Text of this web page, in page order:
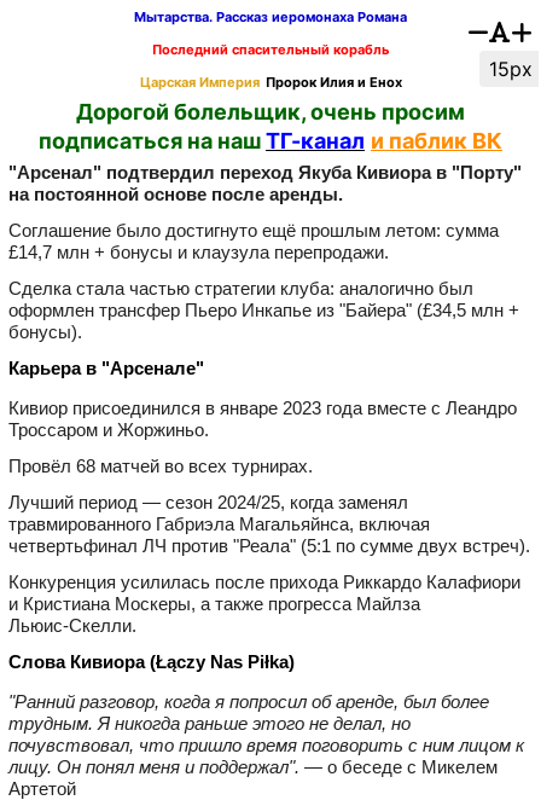
15px
Мытарства. Рассказ иеромонаха Романа
Последний спасительный корабль
Царская Империя Пророк Илия и Енох
Дорогой болельщик, очень просим
подписаться на нашТГ-канал и паблик ВК
"Арсенал" подтвердил переход Якуба Кивиора в "Порту"
на постоянной основе после аренды.
Соглашение было достигнуто ещё прошлым летом: сумма
£14,7 млн + бонусы и клаузула перепродажи.
Сделка стала частью стратегии клуба: аналогично был
оформлен трансфер Пьеро Инкапье из "Байера" (£34,5 млн +
бонусы).
Карьера в "Арсенале"
Кивиор присоединился в январе 2023 года вместе с Леандро
Троссаром и Жоржиньо.
Провёл 68 матчей во всех турнирах.
Лучший период — сезон 2024/25, когда заменял
травмированного Габриэла Магальяйнса, включая
четвертьфинал ЛЧ против "Реала" (5:1 по сумме двух встреч).
Конкуренция усилилась после прихода Риккардо Калафиори
и Кристиана Москеры, а также прогресса Майлза
Льюис‑Скелли.
Слова Кивиора (Łączy Nas Piłka)
"Ранний разговор, когда я попросил об аренде, был более
трудным. Я никогда раньше этого не делал, но
почувствовал, что пришло время поговорить с ним лицом к
лицу. Он понял меня и поддержал". — о беседе с Микелем
Артетой